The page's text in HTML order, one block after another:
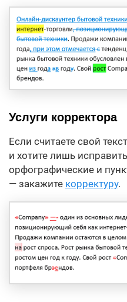
Услуги корректора
Если считаете свой
и хотите лишь
орфографические и
— закажите корректуру.